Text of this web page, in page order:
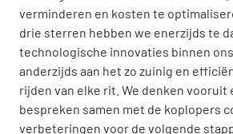
verminderen en kosten te
drie sterren hebben we enerzijds te
technologische innovaties binnen
anderzijds aan het zo zuinig en
rijden van elke rit. We denken vooruit
bespreken samen met de koplopers
verbeteringen voor de volgende